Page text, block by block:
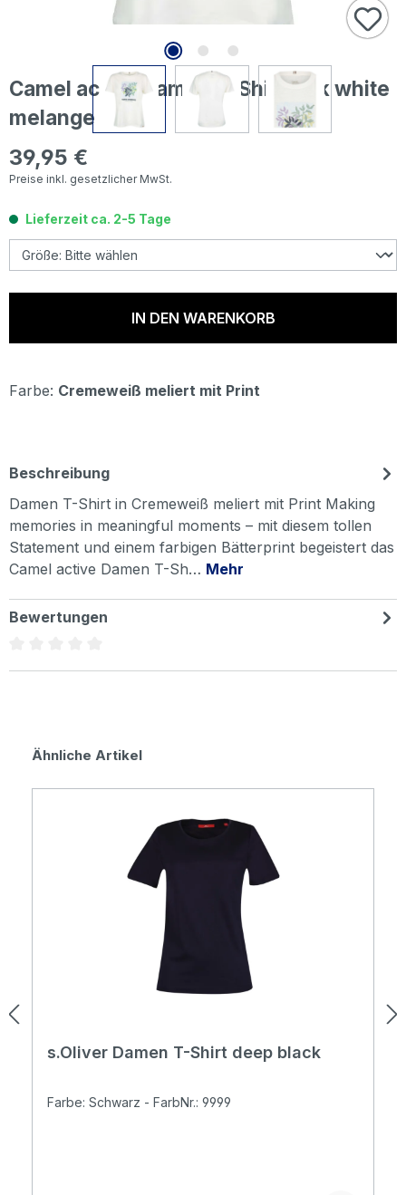
Camel active Damen T-Shirt milk white
melange
Regulärer Preis:
39,95 €
Preise inkl. gesetzlicher MwSt.
Lieferzeit ca. 2-5 Tage
IN DEN WARENKORB
Farbe: Cremeweiß meliert mit Print
Beschreibung
Damen T-Shirt in Cremeweiß meliert mit Print Making
memories in meaningful moments – mit diesem tollen
Statement und einem farbigen Bätterprint begeistert das
Camel active Damen T-Sh… Mehr
Bewertungen
Produktgalerie überspringen
Ähnliche Artikel
s.Oliver Damen T-Shirt deep black
Farbe: Schwarz - FarbNr.: 9999